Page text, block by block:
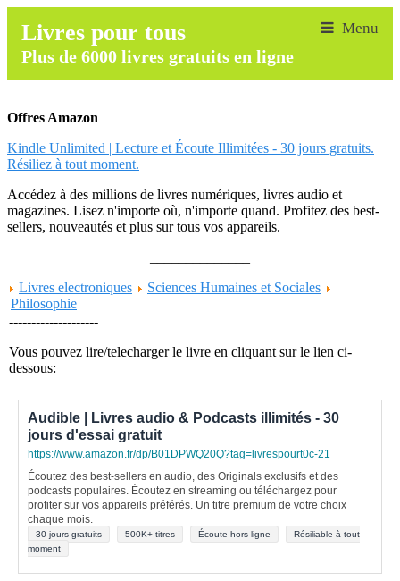
Livres pour tous
Plus de 6000 livres gratuits en ligne
Offres Amazon
Kindle Unlimited | Lecture et Écoute Illimitées - 30 jours gratuits.
Résiliez à tout moment.
Accédez à des millions de livres numériques, livres audio et
magazines. Lisez n'importe où, n'importe quand. Profitez des best-
sellers, nouveautés et plus sur tous vos appareils.
Livres electroniques
Sciences Humaines et Sociales
Philosophie
--------------------
Vous pouvez lire/telecharger le livre en cliquant sur le lien ci-
dessous:
Audible | Livres audio & Podcasts illimités - 30
jours d'essai gratuit
https://www.amazon.fr/dp/B01DPWQ20Q?tag=livrespourt0c-21
Écoutez des best-sellers en audio, des Originals exclusifs et des
podcasts populaires. Écoutez en streaming ou téléchargez pour
profiter sur vos appareils préférés. Un titre premium de votre choix
chaque mois.
30 jours gratuits 500K+ titres Écoute hors ligne
Résiliable à tout
moment